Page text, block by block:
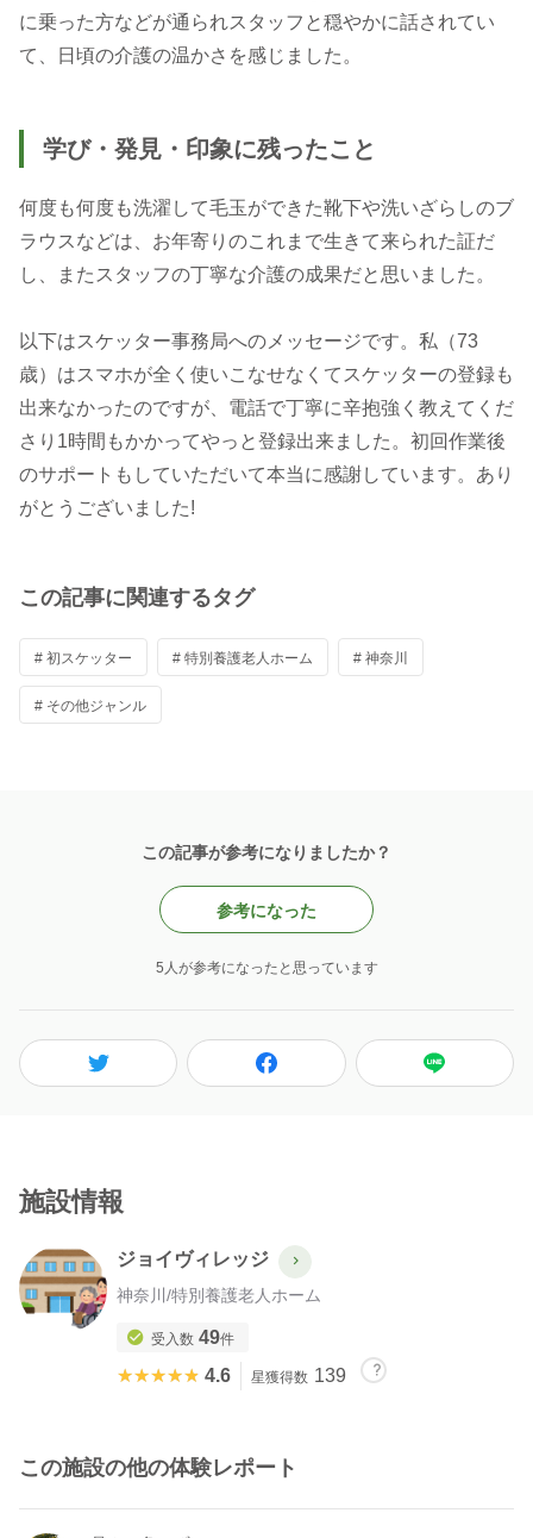
に乗った方などが通られスタッフと穏やかに話されてい
て、日頃の介護の温かさを感じました。
学び・発見・印象に残ったこと
何度も何度も洗濯して毛玉ができた靴下や洗いざらしのブ
ラウスなどは、お年寄りのこれまで生きて来られた証だ
し、またスタッフの丁寧な介護の成果だと思いました。
以下はスケッター事務局へのメッセージです。私（73
歳）はスマホが全く使いこなせなくてスケッターの登録も
出来なかったのですが、電話で丁寧に辛抱強く教えてくだ
さり1時間もかかってやっと登録出来ました。初回作業後
のサポートもしていただいて本当に感謝しています。あり
がとうございました!
この記事に関連するタグ
# 初スケッター # 特別養護老人ホーム # 神奈川
# その他ジャンル
この記事が参考になりましたか？
参考になった
5人が参考になったと思っています
施設情報
ジョイヴィレッジ
神奈川 /特別養護老人ホーム
受入数 49件
★★★★★
★★★★★ 4.6 星獲得数 139
この施設の他の体験レポート